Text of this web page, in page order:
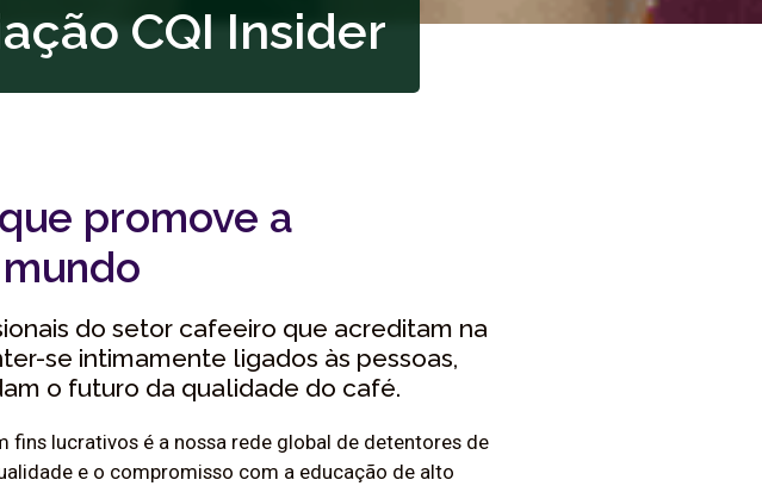
CQI Insider
promove a
do setor cafeeiro que acreditam na
se intimamente ligados às pessoas,
o futuro da qualidade do café.
fins lucrativos é a nossa rede global de detentores de
e o compromisso com a educação de alto